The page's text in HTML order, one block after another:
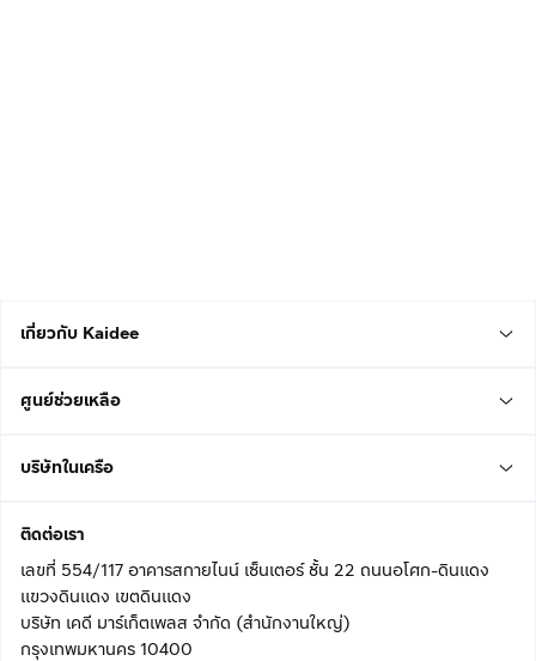
เกี่ยวกับ Kaidee
ศูนย์ช่วยเหลือ
บริษัทในเครือ
ติดต่อเรา
เลขที่ 554/117 อาคารสกายไนน์ เซ็นเตอร์ ชั้น 22 ถนนอโศก-ดินแดง
แขวงดินแดง เขตดินแดง
บริษัท เคดี มาร์เก็ตเพลส จำกัด (สำนักงานใหญ่)
กรุงเทพมหานคร 10400